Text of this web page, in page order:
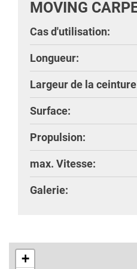
MOVING
Cas d'utilisation:
Longueur:
Largeur de la
Surface:
Propulsion:
max. Vitesse:
Galerie:
+